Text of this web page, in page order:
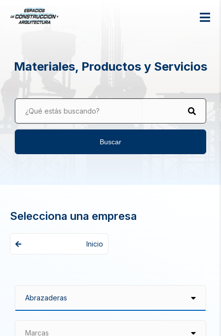
Materiales, Productos y Servicios
¿Qué estás buscando?
Buscar
Selecciona una empresa
Inicio
Marcas